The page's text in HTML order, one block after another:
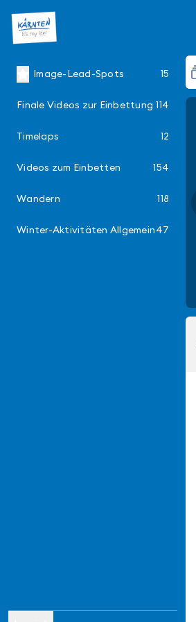
Image-Lead-Spots 15
Finale Videos zur Einbettung 114
Timelaps 12
Videos zum Einbetten 154
Wandern 118
Winter-Aktivitäten Allgemein47